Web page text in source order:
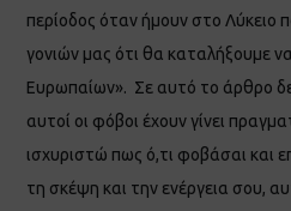
περίοδος όταν ήμουν στο Λύκειο
γονιών μας ότι θα καταλήξουμε
Ευρωπαίων». Σε αυτό το άρθρο
αυτοί οι φόβοι έχουν γίνει
ισχυριστώ πως ό,τι φοβάσαι και
τη σκέψη και την ενέργεια σου,